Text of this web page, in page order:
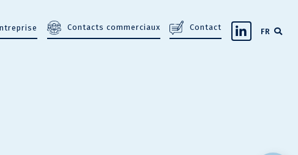
Contacts commerciaux Contact FR